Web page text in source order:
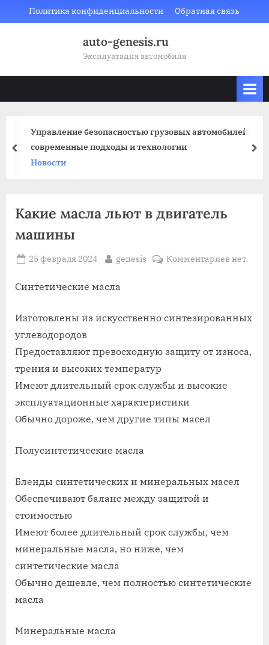
to
Политика конфиденциальности Обратная связь
auto-genesis.ru
Эксплуатация автомобиля
Управление безопасностью грузовых автомобилей:
современные подходы и технологии
Новости
prev
Какие масла льют в двигатель
машины
Posted
25 февраля 2024 By
genesis Комментариевк
машины
нет
Синтетические масла
Изготовлены из искусственно синтезированных
углеводородов
Предоставляют превосходную защиту от износа,
трения и высоких температур
Имеют длительный срок службы и высокие
эксплуатационные характеристики
Обычно дороже, чем другие типы масел
Полусинтетические масла
Бленды синтетических и минеральных масел
Обеспечивают баланс между защитой и
стоимостью
Имеют более длительный срок службы, чем
минеральные масла, но ниже, чем
синтетические масла
Обычно дешевле, чем полностью синтетические
масла
Минеральные масла